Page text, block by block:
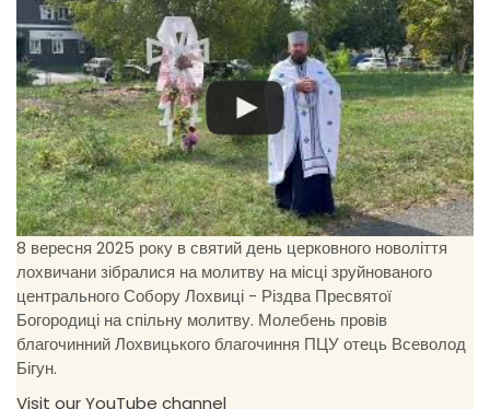
8 вересня 2025 року в святий день церковного новоліття
лохвичани зібралися на молитву на місці зруйнованого
центрального Собору Лохвиці - Різдва Пресвятої
Богородиці на спільну молитву. Молебень провів
благочинний Лохвицького благочиння ПЦУ отець Всеволод
Бігун.
Visit our YouTube channel